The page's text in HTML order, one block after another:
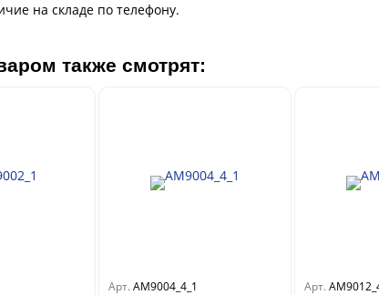
на складе по телефону.
также смотрят:
Арт. AM9004_4_1 Арт.